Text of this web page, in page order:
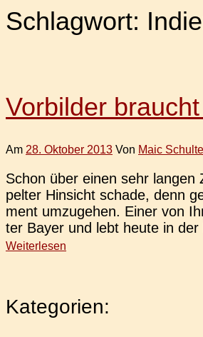
Schlagwort:
Vorbilder
Am 28. Oktober 2013 Von Maic Schulte
Schon über einen sehr
pel­ter Hin­sicht schade, denn
ment umzu­ge­hen. Einer von
ter Bayer und lebt heute in
Weiterlesen
Kategorien: